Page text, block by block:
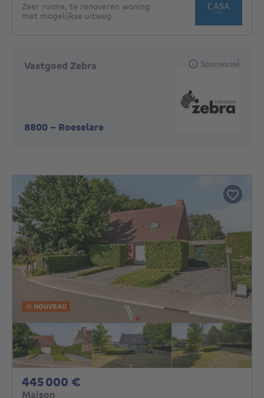
Zeer ruime, te renoveren woning
met mogelijkse uitweg.
Vastgoed Zebra
8800 - Roeselare
Sponsorisé
NOUVEAU
445 000 €
Maison